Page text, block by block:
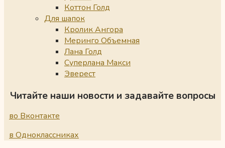
Коттон Голд
Для шапок
Кролик Ангора
Меринго Объемная
Лана Голд
Суперлана Макси
Эверест
Читайте наши новости и задавайте вопросы
во Вконтакте
в Одноклассниках